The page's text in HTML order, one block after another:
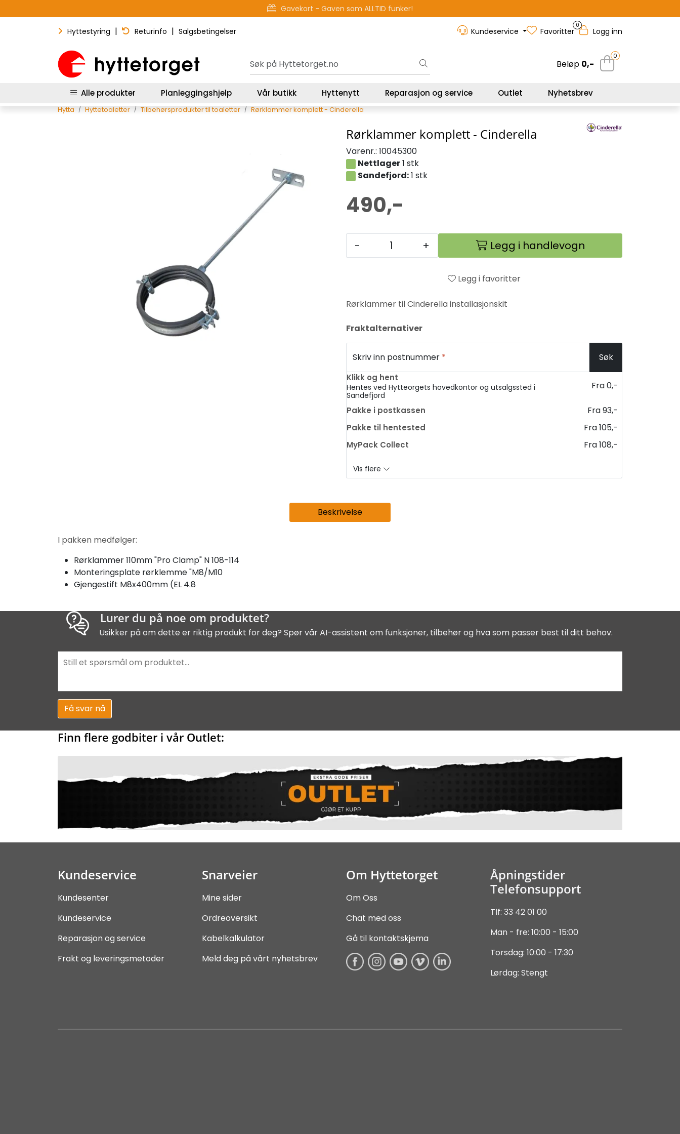
Gavekort - Gaven som ALLTID funker!
Hyttestyring | Returinfo | Salgsbetingelser Kundeservice
0
Favoritter Logg inn
Beløp 0,-
0
Alle produkter Planleggingshjelp Vår butikk Hyttenytt Reparasjon og service Outlet Nyhetsbrev
Hytta Hyttetoaletter Tilbehørsprodukter til toaletter Rørklammer komplett - Cinderella
Rørklammer komplett - Cinderella
Varenr.: 10045300
Nettlager1 stk
Sandefjord:1 stk
490,-
- + Legg i handlevogn
Legg i favoritter
Rørklammer til Cinderella installasjonskit
Fraktalternativer
Skriv inn postnummer * Søk
Klikk og hent
Hentes ved Hytteorgets hovedkontor og utsalgssted i
Sandefjord
Fra 0,-
Pakke i postkassen Fra 93,-
Pakke til hentested Fra 105,-
MyPack Collect Fra 108,-
Vis flere
Beskrivelse
I pakken medfølger:
Rørklammer 110mm "Pro Clamp" N 108-114
Monteringsplate rørklemme "M8/M10
Gjengestift M8x400mm (EL 4.8
Lurer du på noe om produktet?
Usikker på om dette er riktig produkt for deg? Spør vår AI-assistent om funksjoner, tilbehør og hva som passer best til ditt behov.
Få svar nå
Finn flere godbiter i vår Outlet:
Kundeservice
Kundesenter
Kundeservice
Reparasjon og service
Frakt og leveringsmetoder
Snarveier
Mine sider
Ordreoversikt
Kabelkalkulator
Meld deg på vårt nyhetsbrev
Om Hyttetorget
Om Oss
Chat med oss
Gå til kontaktskjema
Åpningstider
Telefonsupport
Tlf: 33 42 01 00
Man - fre: 10:00 - 15:00
Torsdag: 10:00 - 17:30
Lørdag: Stengt